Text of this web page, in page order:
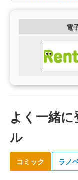
電
よく一緒
ル
コミック ラノ